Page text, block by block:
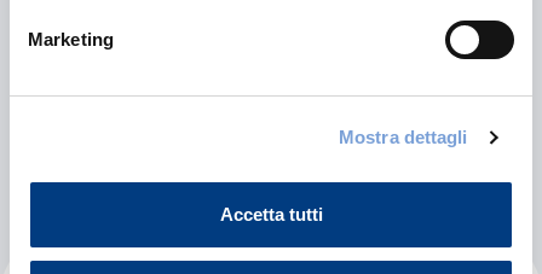
Marketing
Mostra dettagli
Accetta tutti
CARROZZERIAPASTOREMARIO@GMAIL.COM